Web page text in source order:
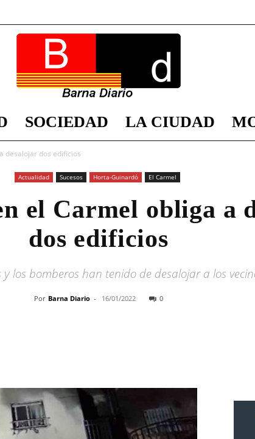
Diario
SOCIEDAD LA CIUDAD
desalojar dos edificios
Actualidad Sucesos Horta-Guinardó El Carmel
el Carmel obliga a
dos edificios
los bomberos han tenido de desalojar a los
Por Barna Diario - 16/01/2022 0